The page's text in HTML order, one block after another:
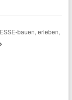
bauen, erleben,